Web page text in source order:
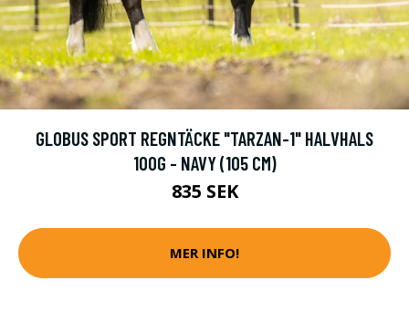
GLOBUS SPORT REGNTÄCKE "TARZAN-1" HALVHALS
100G - NAVY (105 CM)
835 SEK
MER INFO!